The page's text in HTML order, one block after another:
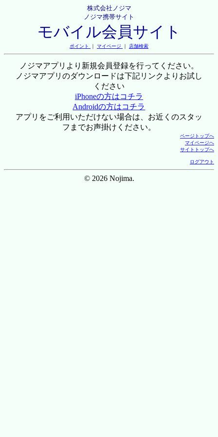
株式会社ノジマ
ノジマ携帯サイト
モバイル会員サイト
ポイント ｜ マイページ ｜ 店舗検索
ノジマアプリより新規会員登録を行ってください。
ノジマアプリのダウンロードは下記リンクよりお試し
ください
iPhoneの方はコチラ
Androidの方はコチラ
アプリをご利用いただけない場合は、お近くのスタッ
フまでお声掛けください。
ページトップへ
マイページへ
サイトトップへ
ログアウト
© 2026 Nojima.